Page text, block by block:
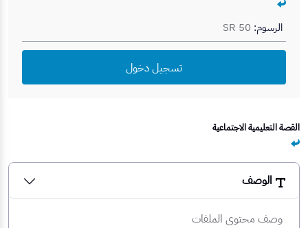
القصة التعليمية الاجتماعية
الوصف
وصف محتوى الملفات
الرسوم:
تسجيل دخول